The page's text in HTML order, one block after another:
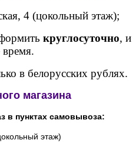
4 (цокольный этаж);
круглосуточно, и
время.
в белорусских рублях.
магазина
в пунктах самовывоза:
этаж)